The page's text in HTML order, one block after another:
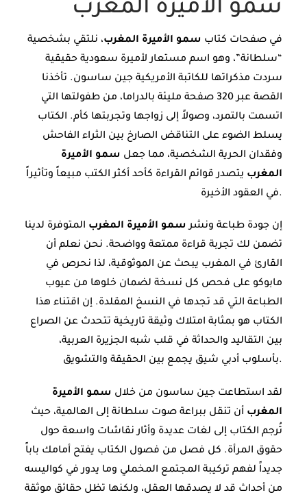
سمو الأميرة المغرب
في صفحات كتاب سمو الأميرة المغرب، نلتقي بشخصية
“سلطانة”، وهو اسم مستعار لأميرة سعودية حقيقية
سردت مذكراتها للكاتبة الأمريكية جين ساسون. تأخذنا
القصة عبر 320 صفحة مليئة بالدراما، من طفولتها التي
اتسمت بالتمرد، وصولاً إلى زواجها وتجربتها كأم. الكتاب
يسلط الضوء على التناقض الصارخ بين الثراء الفاحش
وفقدان الحرية الشخصية، مما جعل سمو الأميرة
المغرب يتصدر قوائم القراءة كأحد أكثر الكتب مبيعاً وتأثيراً
في العقود الأخيرة.
إن جودة طباعة ونشر سمو الأميرة المغرب المتوفرة لدينا
تضمن لك تجربة قراءة ممتعة وواضحة. نحن نعلم أن
القارئ في المغرب يبحث عن الموثوقية، لذا نحرص في
مابوكو على فحص كل نسخة لضمان خلوها من عيوب
الطباعة التي قد تجدها في النسخ المقلدة. إن اقتناء هذا
الكتاب هو بمثابة امتلاك وثيقة تاريخية تتحدث عن الصراع
بين التقاليد والحداثة في قلب شبه الجزيرة العربية،
بأسلوب أدبي شيق يجمع بين الحقيقة والتشويق.
لقد استطاعت جين ساسون من خلال سمو الأميرة
المغرب أن تنقل ببراعة صوت سلطانة إلى العالمية، حيث
تُرجم الكتاب إلى لغات عديدة وأثار نقاشات واسعة حول
حقوق المرأة. كل فصل من فصول الكتاب يفتح أمامك باباً
جديداً لفهم تركيبة المجتمع المخملي وما يدور في كواليسه
من أحداث قد لا يصدقها العقل، ولكنها تظل حقائق موثقة